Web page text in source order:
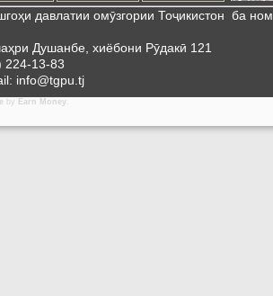
давлатии омӯзгории Тоҷикистон ба
Душанбе, хиёбони Рӯдакӣ 121
224-13-83
info@tgpu.tj
by Earn Money